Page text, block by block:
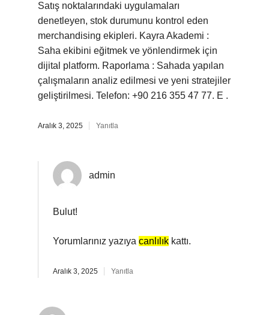
Satış noktalarındaki uygulamaları
denetleyen, stok durumunu kontrol eden
merchandising ekipleri. Kayra Akademi :
Saha ekibini eğitmek ve yönlendirmek için
dijital platform. Raporlama : Sahada yapılan
çalışmaların analiz edilmesi ve yeni stratejiler
geliştirilmesi. Telefon: +90 216 355 47 77. E .
Aralık 3, 2025 Yanıtla
admin
Bulut!
Yorumlarınız yazıya canlılık kattı.
Aralık 3, 2025 Yanıtla